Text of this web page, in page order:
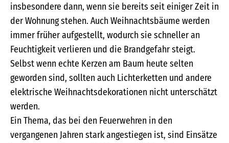
insbesondere dann, wenn sie bereits seit einiger Zeit in
der Wohnung stehen. Auch Weihnachtsbäume werden
immer früher aufgestellt, wodurch sie schneller an
Feuchtigkeit verlieren und die Brandgefahr steigt.
Selbst wenn echte Kerzen am Baum heute selten
geworden sind, sollten auch Lichterketten und andere
elektrische Weihnachtsdekorationen nicht unterschätzt
werden.
Ein Thema, das bei den Feuerwehren in den
vergangenen Jahren stark angestiegen ist, sind Einsätze